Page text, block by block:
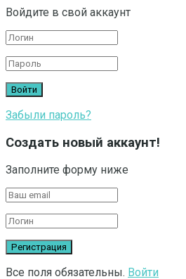
Войдите в свой аккаунт
Забыли пароль?
Создать новый аккаунт!
Заполните форму ниже
Все поля обязательны. Войти